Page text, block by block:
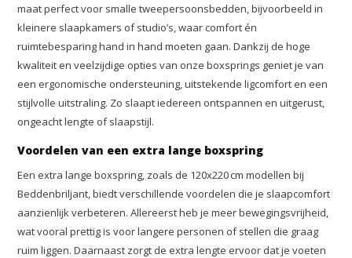
maat perfect voor smalle tweepersoonsbedden, bijvoorbeeld in
kleinere slaapkamers of studio’s, waar comfort én
ruimtebesparing hand in hand moeten gaan. Dankzij de hoge
kwaliteit en veelzijdige opties van onze boxsprings geniet je van
een ergonomische ondersteuning, uitstekende ligcomfort en een
stijlvolle uitstraling. Zo slaapt iedereen ontspannen en uitgerust,
ongeacht lengte of slaapstijl.
Voordelen van een extra lange boxspring
Een extra lange boxspring, zoals de 120x220 cm modellen bij
Beddenbriljant, biedt verschillende voordelen die je slaapcomfort
aanzienlijk verbeteren. Allereerst heb je meer bewegingsvrijheid,
wat vooral prettig is voor langere personen of stellen die graag
ruim liggen. Daarnaast zorgt de extra lengte ervoor dat je voeten